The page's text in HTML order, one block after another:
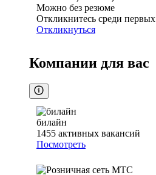
Можно без резюме
Откликнитесь среди первых
Откликнуться
Компании для вас
билайн
1455 активных вакансий
Посмотреть